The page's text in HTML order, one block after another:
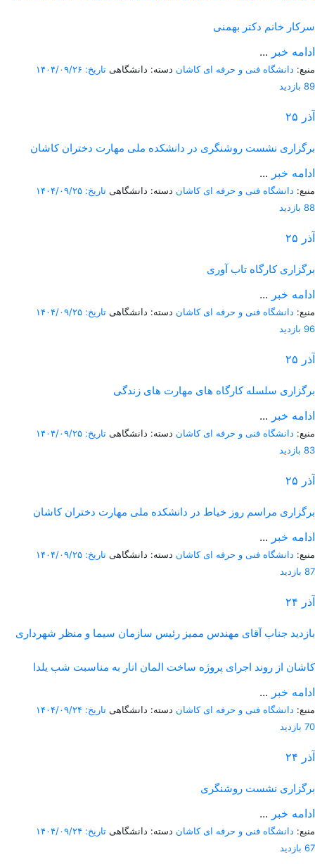
سرکار خانم دکتر بهمنی
... ادامه خبر
منبع: دانشگاه فنی و حرفه ای کاشان دسته: دانشگاهی تاریخ: ۱۴۰۴/۰۹/۲۶
89 بازدید
۲۵ آذر
برگزاری نشست روشنگری در دانشکده ملی مهارت دختران کاشان
... ادامه خبر
منبع: دانشگاه فنی و حرفه ای کاشان دسته: دانشگاهی تاریخ: ۱۴۰۴/۰۹/۲۵
88 بازدید
۲۵ آذر
برگزاری کارگاه تاب آوری
... ادامه خبر
منبع: دانشگاه فنی و حرفه ای کاشان دسته: دانشگاهی تاریخ: ۱۴۰۴/۰۹/۲۵
96 بازدید
۲۵ آذر
برگزاری سلسله کارگاه های مهارت های زندگی
... ادامه خبر
منبع: دانشگاه فنی و حرفه ای کاشان دسته: دانشگاهی تاریخ: ۱۴۰۴/۰۹/۲۵
83 بازدید
۲۵ آذر
برگزاری مراسم روز خیاط در دانشکده ملی مهارت دختران کاشان
... ادامه خبر
منبع: دانشگاه فنی و حرفه ای کاشان دسته: دانشگاهی تاریخ: ۱۴۰۴/۰۹/۲۵
87 بازدید
۲۴ آذر
بازدید جناب آقای مهندس ممیز رئیس سازمان سیما و منظر شهرداری
کاشان از روند اجرای پروژه ساخت المان‌ انار به مناسبت شب یلدا
... ادامه خبر
منبع: دانشگاه فنی و حرفه ای کاشان دسته: دانشگاهی تاریخ: ۱۴۰۴/۰۹/۲۴
70 بازدید
۲۴ آذر
برگزاری نشست روشنگری
... ادامه خبر
منبع: دانشگاه فنی و حرفه ای کاشان دسته: دانشگاهی تاریخ: ۱۴۰۴/۰۹/۲۴
67 بازدید